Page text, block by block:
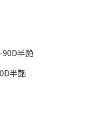
半艶
半艶